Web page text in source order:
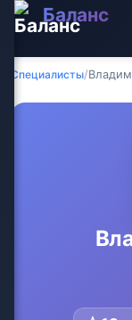
Баланс
Специалисты/